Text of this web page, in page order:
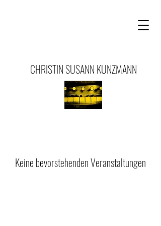
CHRISTIN SUSANN KUNZMANN
Keine bevorstehenden Veranstaltungen